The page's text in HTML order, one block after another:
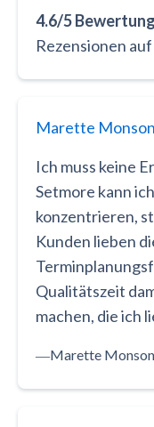
4.6/5 Bewertung
Rezensionen
Marette
Ich muss keine
Setmore kann
konzentrieren,
Kunden lieben
Qualitätszeit
machen, die ich
―Marette Monson